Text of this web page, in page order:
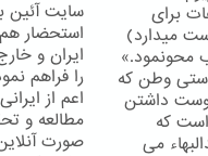
برای
میدارد)
محونمود.»
وطن كه
داشتن
است كه
می
سایت آئین
استحضار
ایران و
را فراهم
اعم از
مطالعه و
صورت